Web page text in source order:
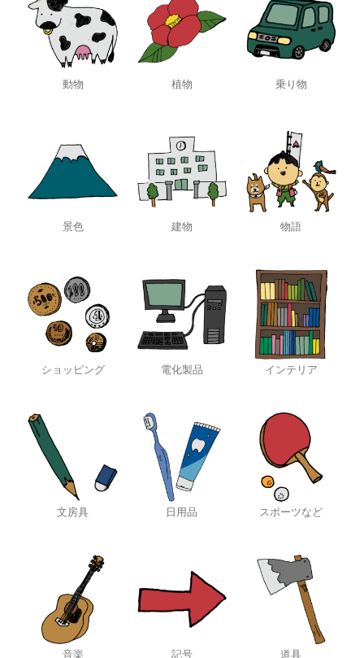
動物 植物 乗り物
景色 建物 物語
ショッピング 電化製品 インテリア
文房具 日用品 スポーツなど
音楽 記号 道具